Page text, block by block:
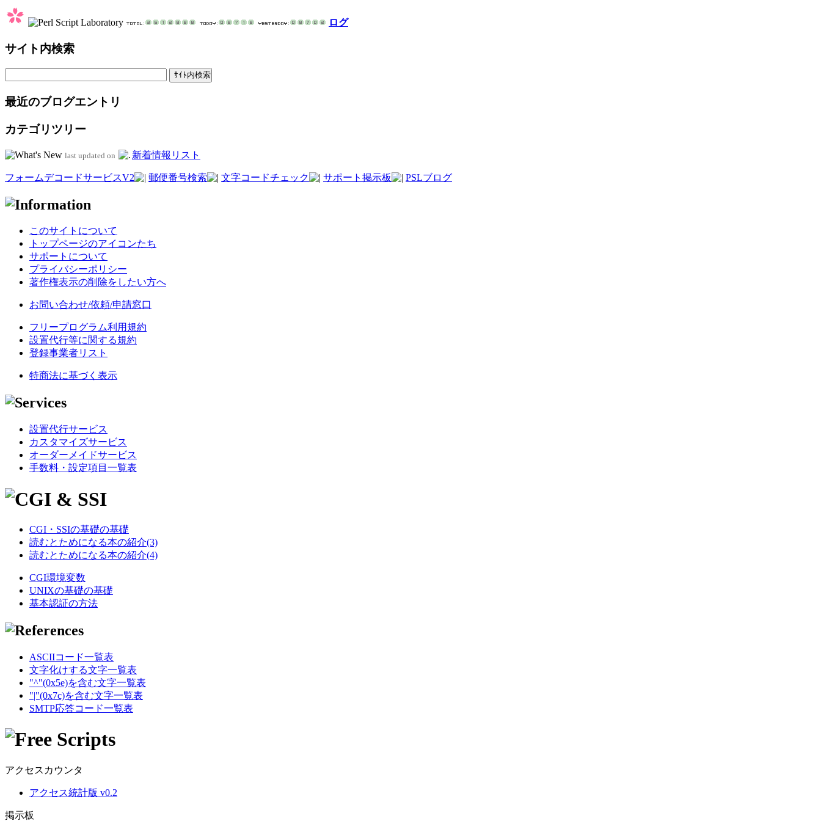
ログ
サイト内検索
最近のブログエントリ
カテゴリツリー
last updated on 新着情報リスト
フォームデコードサービスV2 郵便番号検索 文字コードチェック サポート掲示板 PSLブログ
このサイトについて
トップページのアイコンたち
サポートについて
プライバシーポリシー
著作権表示の削除をしたい方へ
お問い合わせ/依頼/申請窓口
フリープログラム利用規約
設置代行等に関する規約
登録事業者リスト
特商法に基づく表示
設置代行サービス
カスタマイズサービス
オーダーメイドサービス
手数料・設定項目一覧表
CGI・SSIの基礎の基礎
読むとためになる本の紹介(3)
読むとためになる本の紹介(4)
CGI環境変数
UNIXの基礎の基礎
基本認証の方法
ASCIIコード一覧表
文字化けする文字一覧表
"^"(0x5e)を含む文字一覧表
"|"(0x7c)を含む文字一覧表
SMTP応答コード一覧表
アクセスカウンタ
アクセス統計版 v0.2
掲示板